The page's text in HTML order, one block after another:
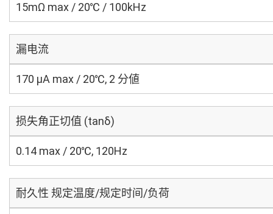
15mΩ max / 20℃ / 100kHz
漏电流
170 μA max / 20℃, 2 分値
损失角正切值 (tanδ)
0.14 max / 20℃, 120Hz
耐久性 规定温度/规定时间/负荷